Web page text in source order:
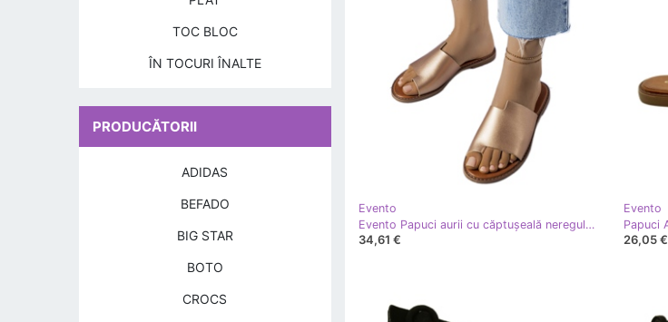
Evento
Evento Papuci aurii cu căptușeală neregulată de la Latourelle de aur
34,61 €
Evento
26,05 €
TOC BLOC
ÎN TOCURI ÎNALTE
PRODUCĂTORII
ADIDAS
BEFADO
BIG STAR
BOTO
CROCS